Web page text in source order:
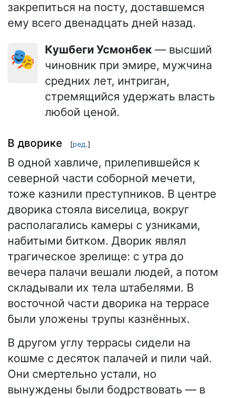
закрепиться на посту, доставшемся
ему всего двенадцать дней назад.
🎭 Кушбеги Усмонбек — высший
чиновник при эмире, мужчина
средних лет, интриган,
стремящийся удержать власть
любой ценой.
В дворике [ред.]
В одной хавличе, прилепившейся к
северной части соборной мечети,
тоже казнили преступников. В центре
дворика стояла виселица, вокруг
располагались камеры с узниками,
набитыми битком. Дворик являл
трагическое зрелище: с утра до
вечера палачи вешали людей, а потом
складывали их тела штабелями. В
восточной части дворика на террасе
были уложены трупы казнённых.
В другом углу террасы сидели на
кошме с десяток палачей и пили чай.
Они смертельно устали, но
вынуждены были бодрствовать — в